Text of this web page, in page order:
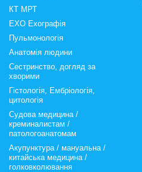
КТ МРТ
ЕХО Ехографія
Пульмонологія
Анатомія людини
Сестринство, догляд за
хворими
Гістологія, Ембріологія,
цитологія
Судова медицина /
креминалистам /
патологоанатомам
Акупунктура / мануальна /
китайська медицина /
голковколювання